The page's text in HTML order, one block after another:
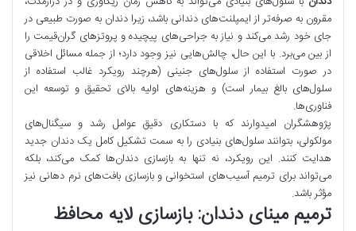
مقرون به صرفه‌تر از ایمپلنت‌های دندانی باشد، زیرا دندان به صورت طبیعی در
جای خود رشد می‌کند و نیاز به جراحی‌های پیچیده و پروتزهای گران‌قیمت را
از بین می‌برد. با این حال، چالش‌هایی نیز وجود دارد؛ از جمله مسائل اخلاقی
در صورت استفاده از سلول‌های جنینی (هرچند رویکرد غالب استفاده از
سلول‌های بالغ بیمار است) و هزینه‌های اولیه بالای تحقیق و توسعه این
فناوری‌ها.
پژوهشگران امیدوارند که با دستکاری دقیق عوامل رشد و سیگنال‌های
مولکولی، بتوانند سلول‌های بنیادی را به سمت تشکیل کامل یک دندان جدید
هدایت کنند. این رویکرد، نه تنها به بازسازی دندان‌ها کمک می‌کند، بلکه
می‌تواند برای ترمیم آسیب‌های استخوانی و بازسازی بافت‌های نرم دهانی نیز
مؤثر باشد.
ترمیم مینای دندان: بازسازی لایه محافظ